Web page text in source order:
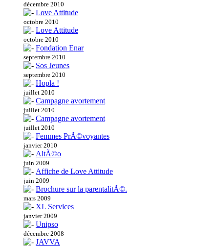
décembre 2010
Love Attitude
octobre 2010
Love Attitude
octobre 2010
Fondation Enar
septembre 2010
Sos Jeunes
septembre 2010
Hopla !
juillet 2010
Campagne avortement
juillet 2010
Campagne avortement
juillet 2010
Femmes PrÃ©voyantes
janvier 2010
AltÃ©o
juin 2009
Affiche de Love Attitude
juin 2009
Brochure sur la parentalitÃ©.
mars 2009
XL Services
janvier 2009
Unipso
décembre 2008
JAVVA